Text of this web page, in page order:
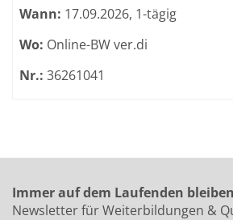
Wann: 17.09.2026, 1-tägig
Wo: Online-BW ver.di
Nr.: 36261041
Immer auf dem Laufenden
Newsletter für Weiterbildungen &